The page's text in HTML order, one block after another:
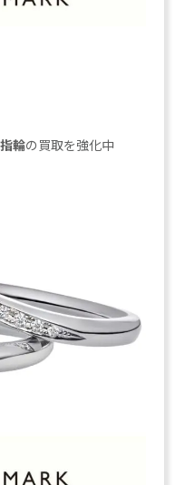
輪の買取を強化中